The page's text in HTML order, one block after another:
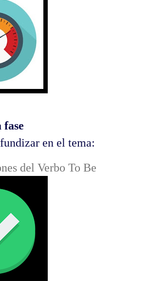
fase
en el tema:
del Verbo To Be